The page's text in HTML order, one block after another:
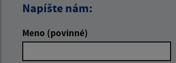
Napíšte nám:
Meno (povinné)